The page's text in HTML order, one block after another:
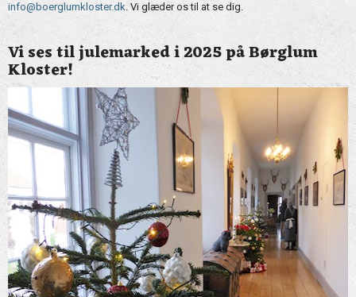
info@boerglumkloster.dk. Vi glæder os til at se dig.
Vi ses til julemarked i 2025 på Børglum
Kloster!